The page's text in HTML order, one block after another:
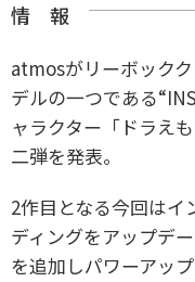
情 報
atmosがリーボック
デルの一つである
ャラクター「ドラえ
二弾を発表。
2作目となる今回は
ディングをアップデー
を追加しパワーアッ